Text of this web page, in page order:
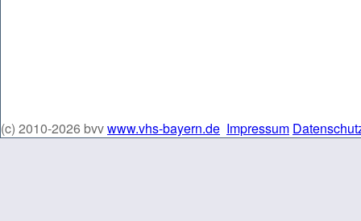
(c) 2010-2026 bvvwww.vhs-bayern.de Impressum